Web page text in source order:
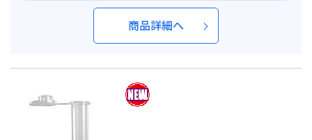
商品詳細へ